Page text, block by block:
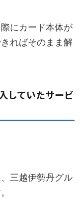
にカード本体が
ればそのまま解
していたサービ
三越伊勢丹グル